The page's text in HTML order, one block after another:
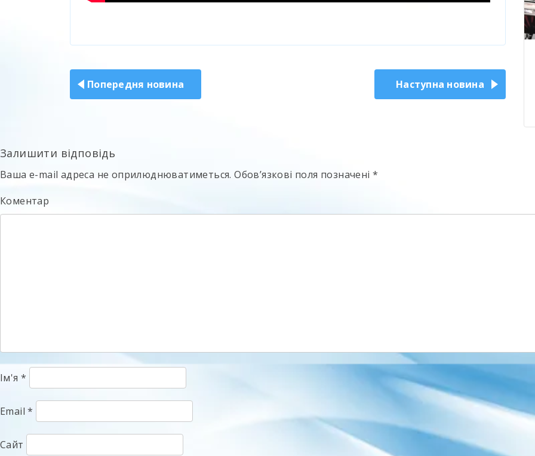
записів
Попередня новина Наступна новина
Залишити відповідь
Ваша e-mail адреса не оприлюднюватиметься. Обов’язкові поля позначені*
Коментар
Ім'я *
Email*
Сайт